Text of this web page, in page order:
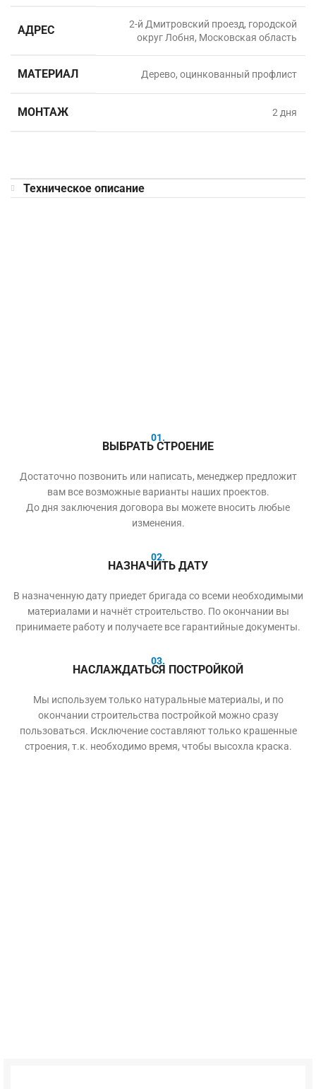
АДРЕС
2-й Дмитровский проезд, городской
округ Лобня, Московская область
МАТЕРИАЛ Дерево, оцинкованный профлист
МОНТАЖ 2 дня
Техническое описание
01.
ВЫБРАТЬ СТРОЕНИЕ
Достаточно позвонить или написать, менеджер предложит
вам все возможные варианты наших проектов.
До дня заключения договора вы можете вносить любые
изменения.
02.
НАЗНАЧИТЬ ДАТУ
В назначенную дату приедет бригада со всеми необходимыми
материалами и начнёт строительство. По окончании вы
принимаете работу и получаете все гарантийные документы.
03.
НАСЛАЖДАТЬСЯ ПОСТРОЙКОЙ
Мы используем только натуральные материалы, и по
окончании строительства постройкой можно сразу
пользоваться. Исключение составляют только крашенные
строения, т.к. необходимо время, чтобы высохла краска.